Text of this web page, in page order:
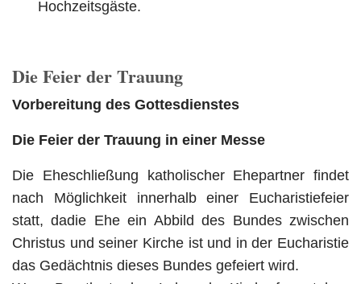
Hochzeitsgäste.
Die Feier der Trauung
Vorbereitung des Gottesdienstes
Die Feier der Trauung in einer Messe
Die Eheschließung katholischer Ehepartner findet
nach Möglichkeit innerhalb einer Eucharistiefeier
statt, dadie Ehe ein Abbild des Bundes zwischen
Christus und seiner Kirche ist und in der Eucharistie
das Gedächtnis dieses Bundes gefeiert wird.